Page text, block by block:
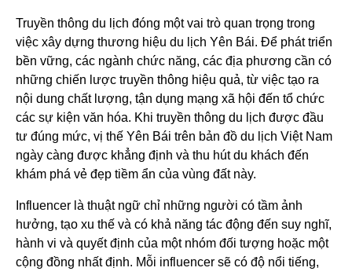
Truyền thông du lịch đóng một vai trò quan trọng trong
việc xây dựng thương hiệu du lịch Yên Bái. Để phát triển
bền vững, các ngành chức năng, các địa phương cần có
những chiến lược truyền thông hiệu quả, từ việc tạo ra
nội dung chất lượng, tận dụng mạng xã hội đến tổ chức
các sự kiện văn hóa. Khi truyền thông du lịch được đầu
tư đúng mức, vị thế Yên Bái trên bản đồ du lịch Việt Nam
ngày càng được khẳng định và thu hút du khách đến
khám phá vẻ đẹp tiềm ẩn của vùng đất này.
Influencer là thuật ngữ chỉ những người có tầm ảnh
hưởng, tạo xu thế và có khả năng tác động đến suy nghĩ,
hành vi và quyết định của một nhóm đối tượng hoặc một
cộng đồng nhất định. Mỗi influencer sẽ có độ nổi tiếng,